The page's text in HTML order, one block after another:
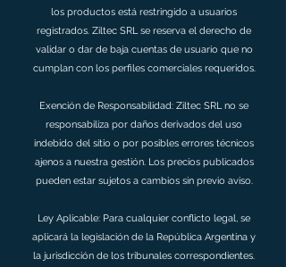
los productos está restringido a usuarios
registrados. Ziltec SRL se reserva el derecho de
validar o dar de baja cuentas de usuario que no
cumplan con los perfiles comerciales requeridos.
Exención de Responsabilidad: Ziltec SRL no se
responsabiliza por daños derivados del uso
indebido del sitio o por posibles errores técnicos
ajenos a nuestra gestión. Los precios publicados
pueden estar sujetos a cambios sin previo aviso.
Ley Aplicable: Para cualquier conflicto legal, se
aplicará la legislación de la República Argentina y
la jurisdicción de los tribunales correspondientes.